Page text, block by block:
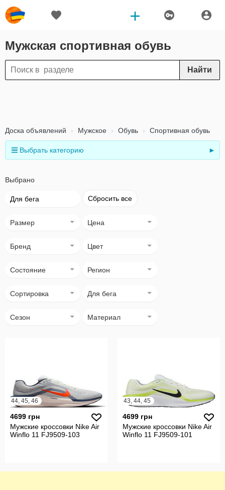
Мужская спортивная обувь
Найти
Доска объявлений Мужское Обувь Спортивная обувь
Выбрать категорию ►
Выбрано
Для бега Сбросить все
Размер Цена
Бренд Цвет
Состояние Регион
Сортировка Для бега
Сезон Материал
44, 45, 46
4699 грн
Мужские кроссовки Nike Air
Winflo 11 FJ9509-103
43, 44, 45
4699 грн
Мужские кроссовки Nike Air
Winflo 11 FJ9509-101